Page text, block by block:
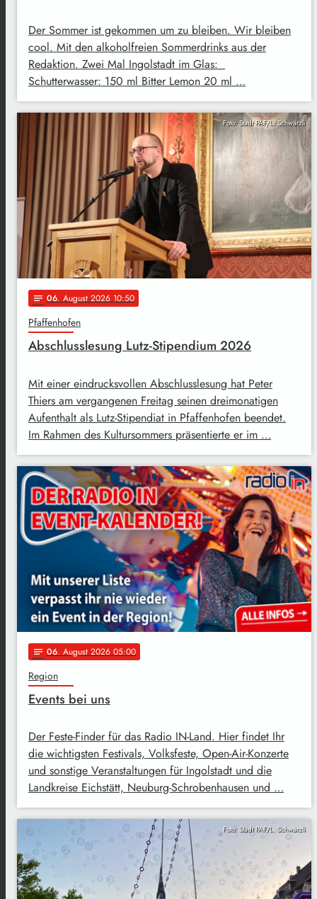
Der Sommer ist gekommen um zu bleiben. Wir bleiben
cool. Mit den alkoholfreien Sommerdrinks aus der
Redaktion. Zwei Mal Ingolstadt im Glas:
Schutterwasser: 150 ml Bitter Lemon 20 ml …
Foto: Stadt PAF/L. Schwärzli
notes 06. August 2026 10:50
Pfaffenhofen
Abschlusslesung Lutz-Stipendium 2026
Mit einer eindrucksvollen Abschlusslesung hat Peter
Thiers am vergangenen Freitag seinen dreimonatigen
Aufenthalt als Lutz-Stipendiat in Pfaffenhofen beendet.
Im Rahmen des Kultursommers präsentierte er im …
notes 06. August 2026 05:00
Region
Events bei uns
Der Feste-Finder für das Radio IN-Land. Hier findet Ihr
die wichtigsten Festivals, Volksfeste, Open-Air-Konzerte
und sonstige Veranstaltungen für Ingolstadt und die
Landkreise Eichstätt, Neuburg-Schrobenhausen und …
Foto: Stadt PAF/L. Schwärzli